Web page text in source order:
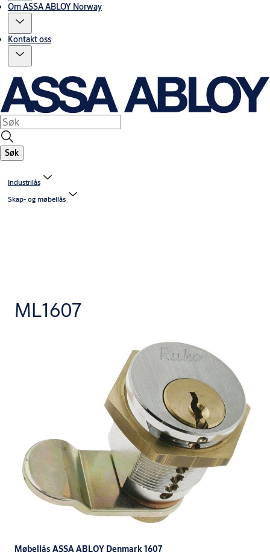
Om ASSA ABLOY Norway
Kontakt oss
Søk
Industrilås
Skap- og møbellås
ML1607
Møbellås ASSA ABLOY Denmark 1607